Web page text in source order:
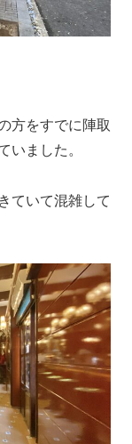
方をすでに陣取
いました。
ていて混雑して